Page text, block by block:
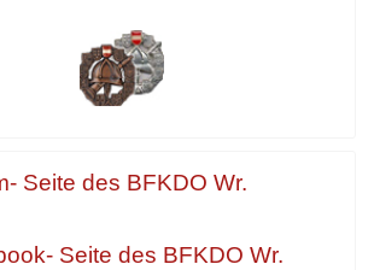
Seite des BFKDO Wr.
Seite des BFKDO Wr.